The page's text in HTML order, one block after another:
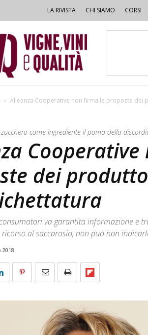
LA RIVISTA CHI SIAMO CORSI
Alleanza Cooperative non firma le proposte dei
come ingrediente il pomo della
dei
va garantita informazione e
ricorso al saccarosio, non può non
2018